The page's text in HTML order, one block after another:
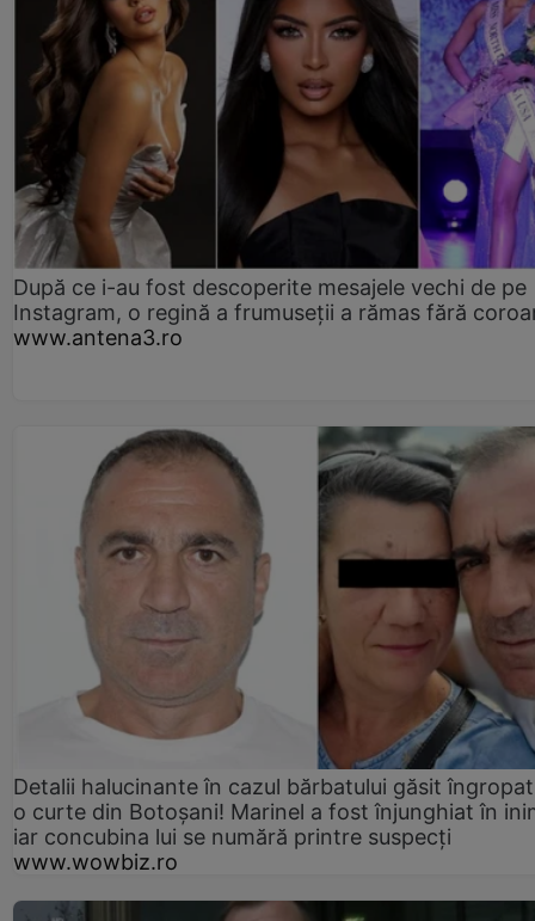
După ce i-au fost descoperite mesajele vechi de pe
Instagram, o regină a frumuseții a rămas fără
www.antena3.ro
Detalii halucinante în cazul bărbatului găsit
o curte din Botoșani! Marinel a fost înjunghiat în
iar concubina lui se numără printre suspecți
www.wowbiz.ro